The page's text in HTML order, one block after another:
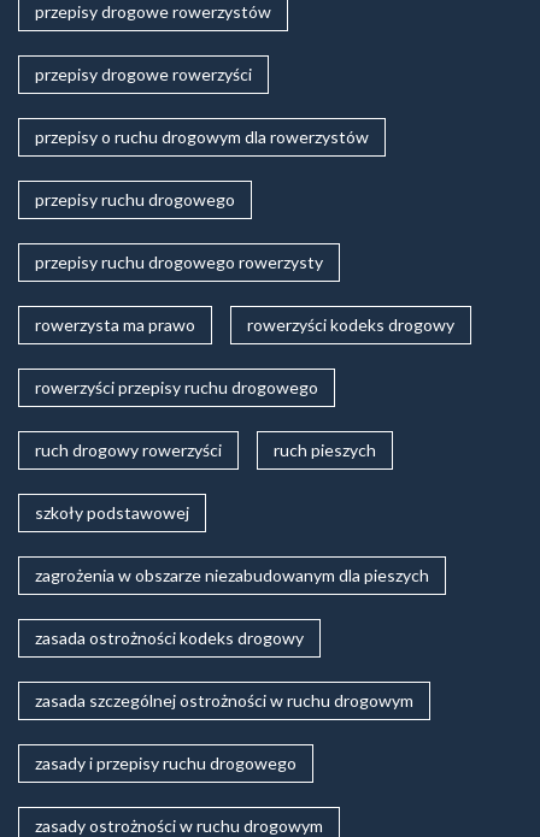
przepisy drogowe rowerzystów
przepisy drogowe rowerzyści
przepisy o ruchu drogowym dla rowerzystów
przepisy ruchu drogowego
przepisy ruchu drogowego rowerzysty
rowerzysta ma prawo rowerzyści kodeks drogowy
rowerzyści przepisy ruchu drogowego
ruch drogowy rowerzyści ruch pieszych
szkoły podstawowej
zagrożenia w obszarze niezabudowanym dla pieszych
zasada ostrożności kodeks drogowy
zasada szczególnej ostrożności w ruchu drogowym
zasady i przepisy ruchu drogowego
zasady ostrożności w ruchu drogowym